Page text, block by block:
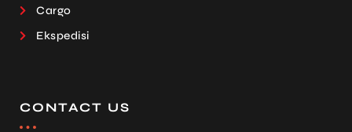
Cargo
Ekspedisi
CONTACT US